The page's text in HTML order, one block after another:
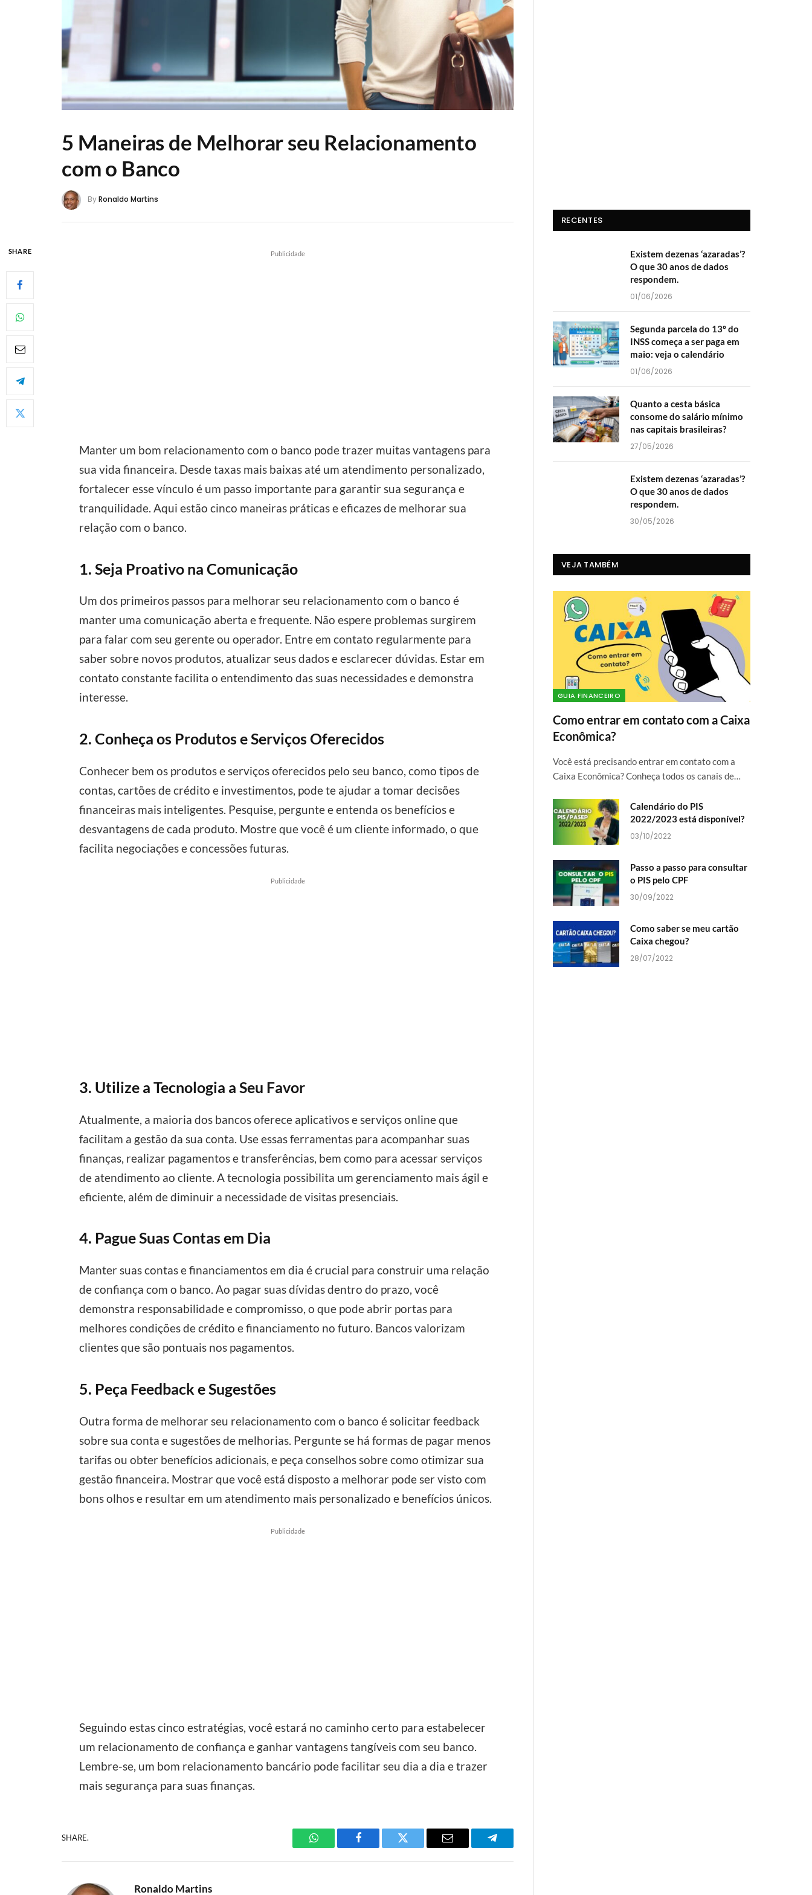
5 Maneiras de Melhorar seu Relacionamento
com o Banco
ByRonaldo Martins
SHARE Publicidade
Manter um bom relacionamento com o banco pode trazer muitas vantagens para
sua vida financeira. Desde taxas mais baixas até um atendimento personalizado,
fortalecer esse vínculo é um passo importante para garantir sua segurança e
tranquilidade. Aqui estão cinco maneiras práticas e eficazes de melhorar sua
relação com o banco.
1. Seja Proativo na Comunicação
Um dos primeiros passos para melhorar seu relacionamento com o banco é
manter uma comunicação aberta e frequente. Não espere problemas surgirem
para falar com seu gerente ou operador. Entre em contato regularmente para
saber sobre novos produtos, atualizar seus dados e esclarecer dúvidas. Estar em
contato constante facilita o entendimento das suas necessidades e demonstra
interesse.
2. Conheça os Produtos e Serviços Oferecidos
Conhecer bem os produtos e serviços oferecidos pelo seu banco, como tipos de
contas, cartões de crédito e investimentos, pode te ajudar a tomar decisões
financeiras mais inteligentes. Pesquise, pergunte e entenda os benefícios e
desvantagens de cada produto. Mostre que você é um cliente informado, o que
facilita negociações e concessões futuras.
Publicidade
3. Utilize a Tecnologia a Seu Favor
Atualmente, a maioria dos bancos oferece aplicativos e serviços online que
facilitam a gestão da sua conta. Use essas ferramentas para acompanhar suas
finanças, realizar pagamentos e transferências, bem como para acessar serviços
de atendimento ao cliente. A tecnologia possibilita um gerenciamento mais ágil e
eficiente, além de diminuir a necessidade de visitas presenciais.
4. Pague Suas Contas em Dia
Manter suas contas e financiamentos em dia é crucial para construir uma relação
de confiança com o banco. Ao pagar suas dívidas dentro do prazo, você
demonstra responsabilidade e compromisso, o que pode abrir portas para
melhores condições de crédito e financiamento no futuro. Bancos valorizam
clientes que são pontuais nos pagamentos.
5. Peça Feedback e Sugestões
Outra forma de melhorar seu relacionamento com o banco é solicitar feedback
sobre sua conta e sugestões de melhorias. Pergunte se há formas de pagar menos
tarifas ou obter benefícios adicionais, e peça conselhos sobre como otimizar sua
gestão financeira. Mostrar que você está disposto a melhorar pode ser visto com
bons olhos e resultar em um atendimento mais personalizado e benefícios únicos.
Publicidade
Seguindo estas cinco estratégias, você estará no caminho certo para estabelecer
um relacionamento de confiança e ganhar vantagens tangíveis com seu banco.
Lembre-se, um bom relacionamento bancário pode facilitar seu dia a dia e trazer
mais segurança para suas finanças.
SHARE.
WhatsAppFacebook Twitter Email Telegram
Ronaldo Martins
RECENTES
Existem dezenas ‘azaradas’?
O que 30 anos de dados
respondem.
01/06/2026
Segunda parcela do 13º do
INSS começa a ser paga em
maio: veja o calendário
01/06/2026
Quanto a cesta básica
consome do salário mínimo
nas capitais brasileiras?
27/05/2026
Existem dezenas ‘azaradas’?
O que 30 anos de dados
respondem.
30/05/2026
VEJA TAMBÉM
GUIA FINANCEIRO
Como entrar em contato com a Caixa
Econômica?
Você está precisando entrar em contato com a
Caixa Econômica? Conheça todos os canais de…
Calendário do PIS
2022/2023 está disponível?
03/10/2022
Passo a passo para consultar
o PIS pelo CPF
30/09/2022
Como saber se meu cartão
Caixa chegou?
28/07/2022